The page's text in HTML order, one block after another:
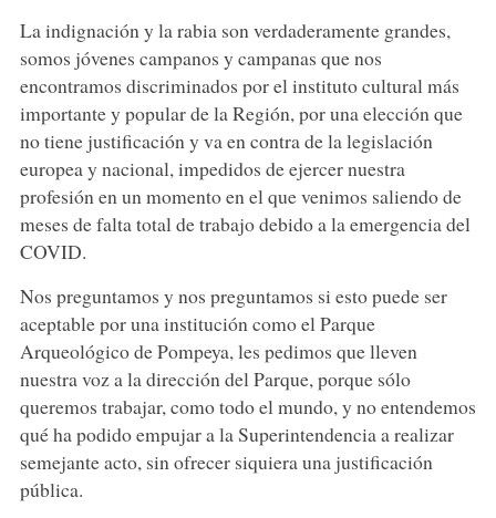
La indignación y la rabia son verdaderamente grandes,
somos jóvenes campanos y campanas que nos
encontramos discriminados por el instituto cultural más
importante y popular de la Región, por una elección que
no tiene justificación y va en contra de la legislación
europea y nacional, impedidos de ejercer nuestra
profesión en un momento en el que venimos saliendo de
meses de falta total de trabajo debido a la emergencia del
COVID.
Nos preguntamos y nos preguntamos si esto puede ser
aceptable por una institución como el Parque
Arqueológico de Pompeya, les pedimos que lleven
nuestra voz a la dirección del Parque, porque sólo
queremos trabajar, como todo el mundo, y no entendemos
qué ha podido empujar a la Superintendencia a realizar
semejante acto, sin ofrecer siquiera una justificación
pública.